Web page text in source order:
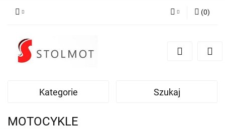
Zarejestruj się
(0)
Kategorie Szukaj
MOTOCYKLE